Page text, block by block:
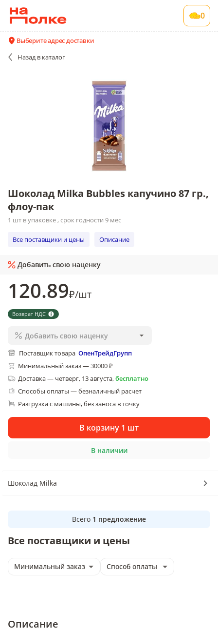
0
Выберите адрес доставки
Назад в каталог
Шоколад Milka Bubbles капучино 87 гр.,
флоу-пак
Шоколад Milka Bubbles капучино 87 гр.,
флоу-пак
1 шт в упаковке , срок годности 9 мес
Все поставщики и цены Описание
Добавить свою наценку
120.89₽/шт
Возврат НДС
Добавить свою наценку
Поставщик товара ОпенТрейдГрупп
Минимальный заказ — 30000 ₽
Доставка— четверг, 13 августа,бесплатно
Способы оплаты — безналичный расчет
Разгрузка с машины, без заноса в точку
В корзину 1 шт
В наличии
Шоколад Milka
Всего 1 предложение
Все поставщики и цены
Минимальный заказ Способ оплаты
Описание